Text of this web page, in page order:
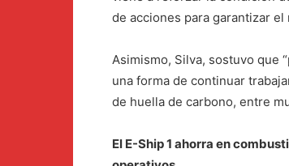
de acciones para garantizar
Asimismo, Silva, sostuvo que
una forma de continuar
de huella de carbono, entre
El E-Ship 1 ahorra en